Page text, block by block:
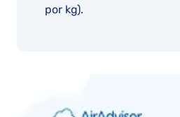
por kg).